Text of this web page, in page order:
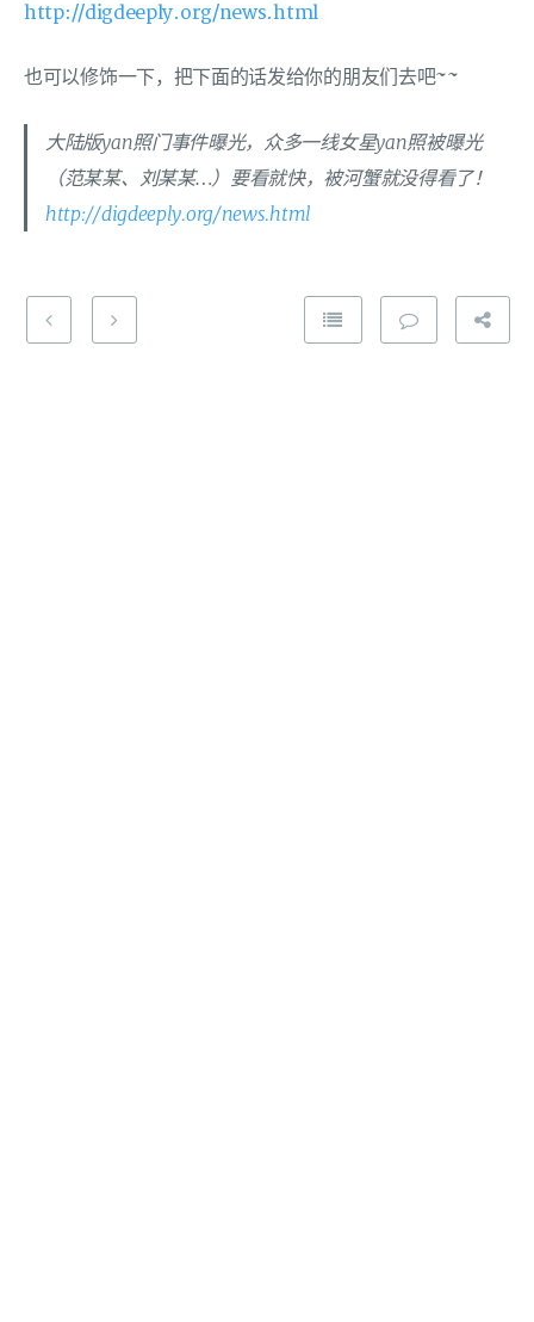
http://digdeeply.org/news.html
也可以修饰一下，把下面的话发给你的朋友们去吧~~
大陆版yan照门事件曝光，众多一线女星yan照被曝光
（范某某、刘某某…）要看就快，被河蟹就没得看了！
http://digdeeply.org/news.html